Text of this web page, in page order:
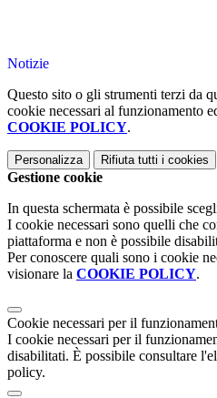
Notizie
Questo sito o gli strumenti terzi da
cookie necessari al funzionamento
COOKIE POLICY.
Personalizza Rifiuta tutti i cookies
Gestione cookie
In questa schermata è possibile
I cookie necessari sono quelli che
piattaforma e non è possibile
Per conoscere quali sono i cookie
visionare la COOKIE POLICY.
Cookie necessari per il
I cookie necessari per il
disabilitati. È possibile consultare
policy.